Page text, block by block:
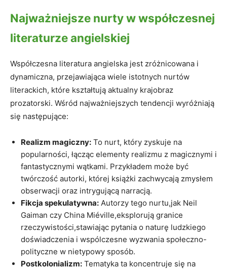
Najważniejsze nurty w współczesnej
literaturze angielskiej
Współczesna literatura angielska jest zróżnicowana i
dynamiczna, przejawiająca wiele istotnych nurtów
literackich, które kształtują aktualny krajobraz
prozatorski. Wśród najważniejszych tendencji wyróżniają
się następujące:
Realizm magiczny: To nurt, który zyskuje na
popularności, łącząc elementy realizmu z magicznymi i
fantastycznymi wątkami. Przykładem może być
twórczość autorki, której książki zachwycają zmysłem
obserwacji oraz intrygującą narracją.
Fikcja spekulatywna: Autorzy tego nurtu,jak Neil
Gaiman czy China Miéville,eksplorują granice
rzeczywistości,stawiając pytania o naturę ludzkiego
doświadczenia i wspólczesne wyzwania społeczno-
polityczne w nietypowy sposób.
Postkolonializm: Tematyka ta koncentruje się na